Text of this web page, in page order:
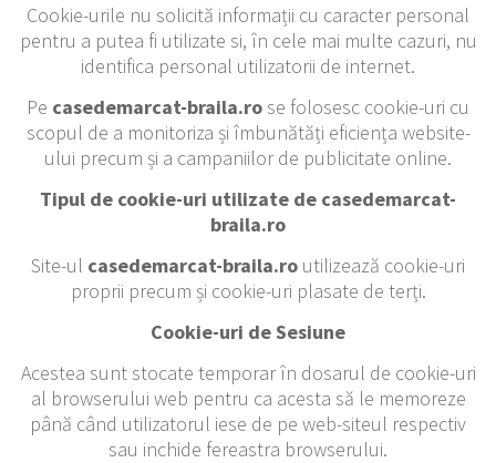
Cookie-urile nu solicită informații cu caracter personal
pentru a putea fi utilizate si, în cele mai multe cazuri, nu
identifica personal utilizatorii de internet.
Pe casedemarcat-braila.ro se folosesc cookie-uri cu
scopul de a monitoriza și îmbunătăți eficiența website-
ului precum și a campaniilor de publicitate online.
Tipul de cookie-uri utilizate de casedemarcat-
braila.ro
Site-ul casedemarcat-braila.ro utilizează cookie-uri
proprii precum și cookie-uri plasate de terți.
Cookie-uri de Sesiune
Acestea sunt stocate temporar în dosarul de cookie-uri
al browserului web pentru ca acesta să le memoreze
până când utilizatorul iese de pe web-siteul respectiv
sau inchide fereastra browserului.